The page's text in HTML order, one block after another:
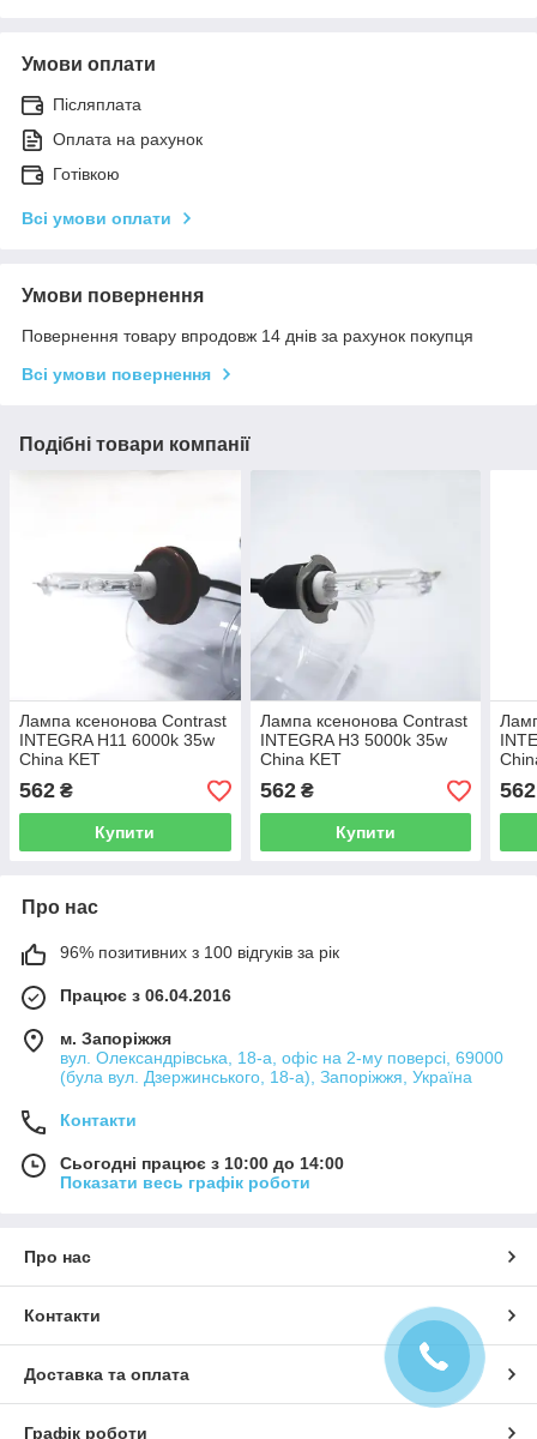
Умови оплати
Післяплата
Оплата на рахунок
Готівкою
Всі умови оплати
Умови повернення
Повернення товару впродовж 14 днів за рахунок покупця
Всі умови повернення
Подібні товари компанії
Лампа ксенонова Contrast
INTEGRA H11 6000k 35w
China KET
562 ₴
Купити
Лампа ксенонова Contrast
INTEGRA H3 5000k 35w
China KET
562₴
Купити
562
Про нас
96% позитивних з 100 відгуків за рік
Працює з 06.04.2016
м. Запоріжжя
вул. Олександрівська, 18-а, офіс на 2-му поверсі, 69000
(була вул. Дзержинського, 18-а), Запоріжжя, Україна
Контакти
Сьогодні працює з 10:00 до 14:00
Показати весь графік роботи
Про нас
Контакти
Доставка та оплата
Графік роботи